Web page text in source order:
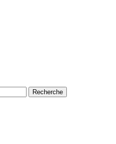
Recherche